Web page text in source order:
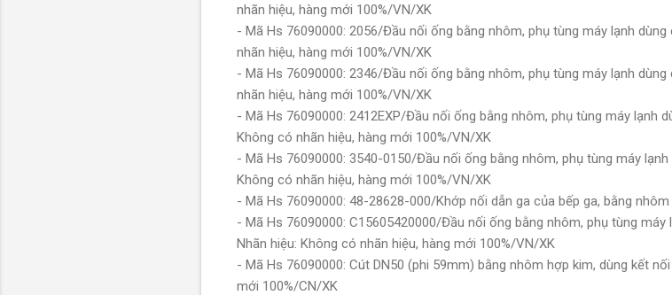
nhãn hiệu, hàng mới 100%/VN/XK
- Mã Hs 76090000: 2056/Đầu nối ống bằng nhôm, phụ tùng máy lạnh
nhãn hiệu, hàng mới 100%/VN/XK
- Mã Hs 76090000: 2346/Đầu nối ống bằng nhôm, phụ tùng máy lạnh
nhãn hiệu, hàng mới 100%/VN/XK
- Mã Hs 76090000: 2412EXP/Đầu nối ống bằng nhôm, phụ tùng máy lạnh
Không có nhãn hiệu, hàng mới 100%/VN/XK
- Mã Hs 76090000: 3540-0150/Đầu nối ống bằng nhôm, phụ tùng máy
Không có nhãn hiệu, hàng mới 100%/VN/XK
- Mã Hs 76090000: 48-28628-000/Khớp nối dẫn ga của bếp ga, bằng
- Mã Hs 76090000: C15605420000/Đầu nối ống bằng nhôm, phụ tùng máy
Nhãn hiệu: Không có nhãn hiệu, hàng mới 100%/VN/XK
- Mã Hs 76090000: Cút DN50 (phi 59mm) bằng nhôm hợp kim, dùng kết
mới 100%/CN/XK